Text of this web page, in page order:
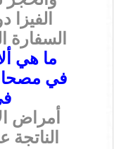
السفارة
ما هي
في
أمراض